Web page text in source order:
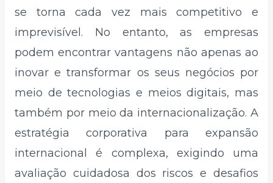
se torna cada vez mais competitivo e
imprevisível. No entanto, as empresas
podem encontrar vantagens não apenas ao
inovar e transformar os seus negócios por
meio de tecnologias e meios digitais, mas
também por meio da internacionalização. A
estratégia corporativa para expansão
internacional é complexa, exigindo uma
avaliação cuidadosa dos riscos e desafios